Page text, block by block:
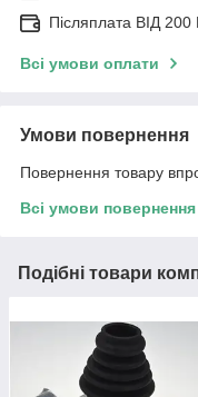
Післяплата ВІД
Всі умови оплати
Умови повернення
Повернення товару
Всі умови повернення
Подібні товари